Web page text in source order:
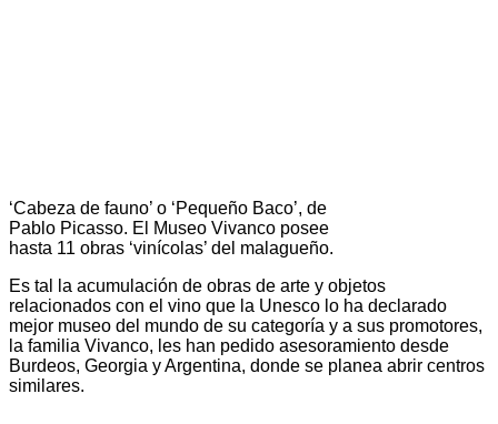
‘Cabeza de fauno’ o ‘Pequeño Baco’, de
Pablo Picasso. El Museo Vivanco posee
hasta 11 obras ‘vinícolas’ del malagueño.
Es tal la acumulación de obras de arte y objetos
relacionados con el vino que la Unesco lo ha declarado
mejor museo del mundo de su categoría y a sus promotores,
la familia Vivanco, les han pedido asesoramiento desde
Burdeos, Georgia y Argentina, donde se planea abrir centros
similares.